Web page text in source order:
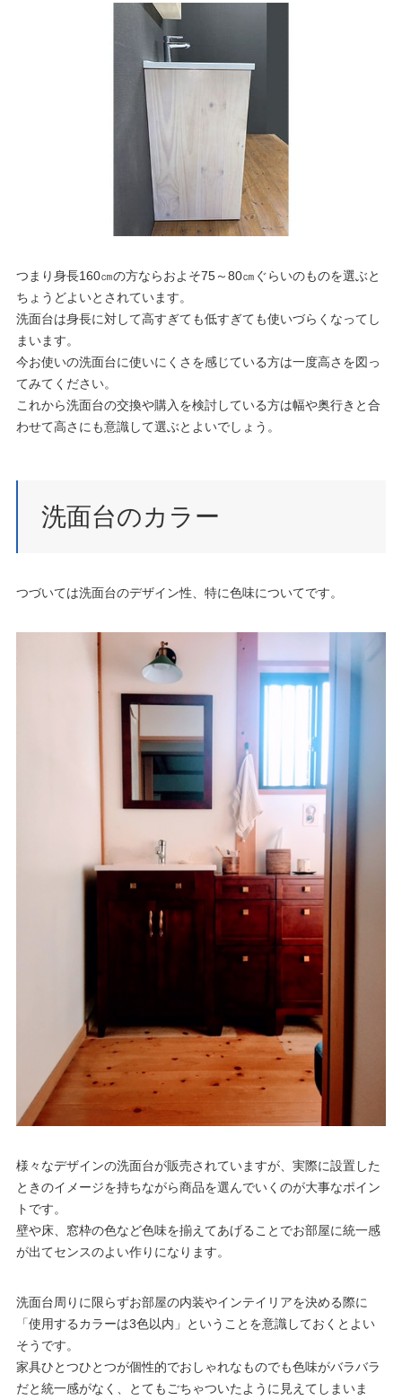
つまり身長160㎝の方ならおよそ75～80㎝ぐらいのものを選ぶと
ちょうどよいとされています。
洗面台は身長に対して高すぎても低すぎても使いづらくなってし
まいます。
今お使いの洗面台に使いにくさを感じている方は一度高さを図っ
てみてください。
これから洗面台の交換や購入を検討している方は幅や奥行きと合
わせて高さにも意識して選ぶとよいでしょう。
洗面台のカラー
つづいては洗面台のデザイン性、特に色味についてです。
様々なデザインの洗面台が販売されていますが、実際に設置した
ときのイメージを持ちながら商品を選んでいくのが大事なポイン
トです。
壁や床、窓枠の色など色味を揃えてあげることでお部屋に統一感
が出てセンスのよい作りになります。
洗面台周りに限らずお部屋の内装やインテイリアを決める際に
「使用するカラーは3色以内」ということを意識しておくとよい
そうです。
家具ひとつひとつが個性的でおしゃれなものでも色味がバラバラ
だと統一感がなく、とてもごちゃついたように見えてしまいま